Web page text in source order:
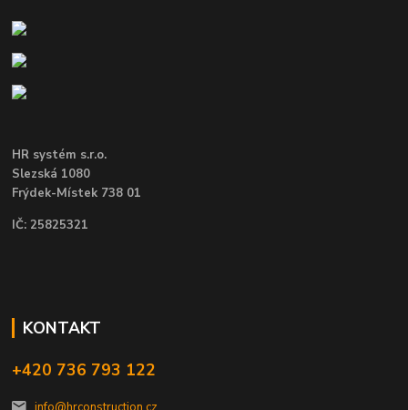
HR systém s.r.o.
Slezská 1080
Frýdek-Místek 738 01
IČ: 25825321
KONTAKT
+420 736 793 122